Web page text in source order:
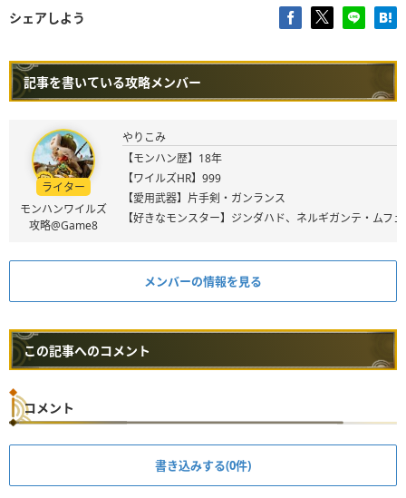
シェアしよう
記事を書いている攻略メンバー
ライター
モンハンワイルズ
攻略@Game8
やりこみ
【モンハン歴】18年
【ワイルズHR】999
【愛用武器】片手剣・ガンランス
【好きなモンスター】ジンダハド、ネルギガンテ・ムフ
メンバーの情報を見る
この記事へのコメント
コメント
書き込みする(0件)